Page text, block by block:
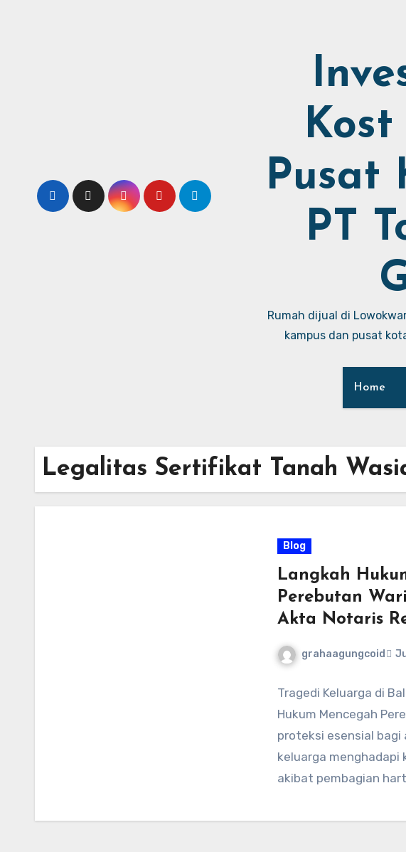
Pusat
PT
Rumah dijual di
kampus dan pusat
Home
Legalitas Sertifikat Tanah
Blog
Langkah
Perebutan
Akta Notaris
grahaagungcoid
Tragedi Keluarga di
Hukum Mencegah
proteksi esensial bagi
keluarga
akibat pembagian